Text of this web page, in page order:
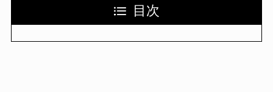
目次